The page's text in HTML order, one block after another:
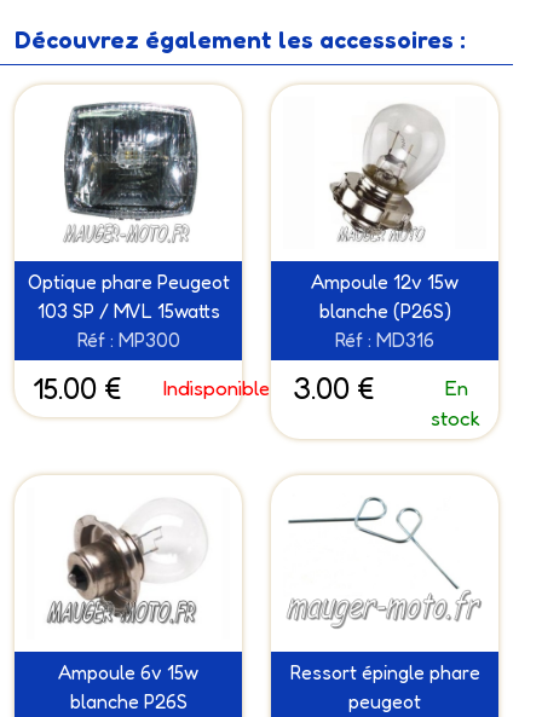
Découvrez également les accessoires :
Optique phare Peugeot
103 SP / MVL 15watts
Réf : MP300
15.00 € Indisponible
Ampoule 12v 15w
blanche (P26S)
Réf : MD316
3.00 €
En
stock
Ampoule 6v 15w
blanche P26S
Ressort épingle phare
peugeot